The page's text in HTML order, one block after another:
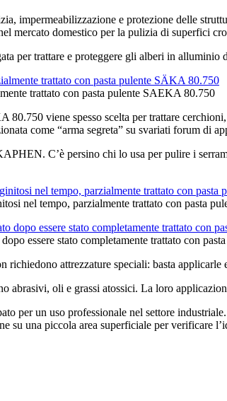
impermeabilizzazione e protezione delle
mercato domestico per la pulizia di superfici
per trattare e proteggere gli alberi in
trattato con pasta pulente SAEKA 80.750
viene spesso scelta per trattare
come “arma segreta” su svariati forum di
C’è persino chi lo usa per pulire i
nel tempo, parzialmente trattato con pasta
essere stato completamente trattato con
attrezzature speciali: basta
abrasivi, oli e grassi atossici. La loro
per un uso professionale nel settore
su una piccola area superficiale per verificare